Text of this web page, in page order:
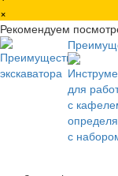
×
Рекомендуем